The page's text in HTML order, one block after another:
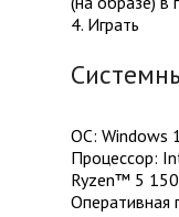
4. Играть
ОС: Windows
Процессор:
Ryzen™ 5
Оперативная